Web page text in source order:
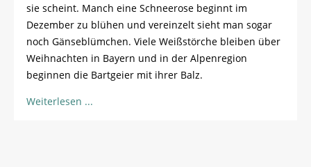
sie scheint. Manch eine Schneerose beginnt im
Dezember zu blühen und vereinzelt sieht man sogar
noch Gänseblümchen. Viele Weißstörche bleiben über
Weihnachten in Bayern und in der Alpenregion
beginnen die Bartgeier mit ihrer Balz.
Weiterlesen